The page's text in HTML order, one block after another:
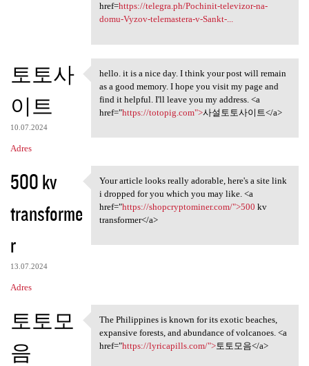
href=https://telegra.ph/Pochinit-televizor-na-
domu-Vyzov-telemastera-v-Sankt-...
토토사
이트
10.07.2024
Adres
hello. it is a nice day. I
hello. it is a nice day. I think your post will remain
as a good memory. I hope you visit my page and
find it helpful. I'll leave you my address. <a
href="https://totopig.com">사설토토사이트</a>
500 kv
transforme
r
13.07.2024
Adres
Your article looks really
Your article looks really adorable, here's a site link
i dropped for you which you may like. <a
href="https://shopcryptominer.com/">500 kv
transformer</a>
토토모
음
The Philippines is known for
The Philippines is known for its exotic beaches,
expansive forests, and abundance of volcanoes. <a
href="https://lyricapills.com/">토토모음</a>